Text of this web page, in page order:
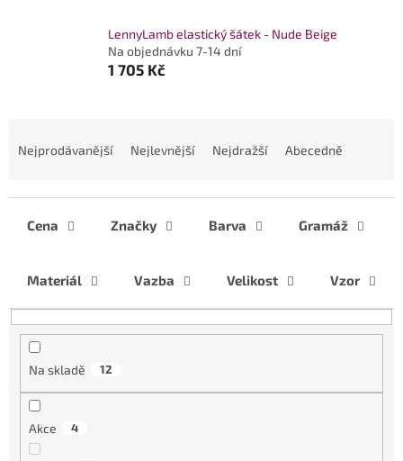
LennyLamb elastický šátek - Nude Beige
Na objednávku 7-14 dní
1 705 Kč
d
u
Nejprodávanější Nejlevnější Nejdražší Abecedně
Cena Značky Barva Gramáž
Materiál Vazba Velikost Vzor
Na skladě 12
Akce 4